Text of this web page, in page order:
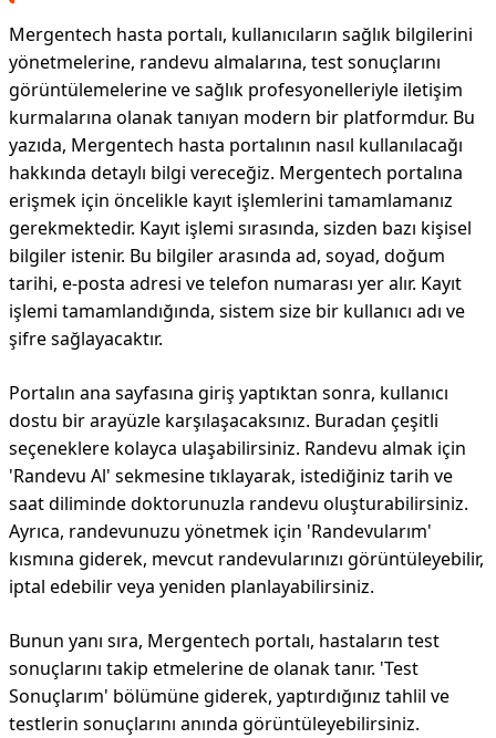
Mergentech hasta portalı, kullanıcıların sağlık bilgilerini
yönetmelerine, randevu almalarına, test sonuçlarını
görüntülemelerine ve sağlık profesyonelleriyle iletişim
kurmalarına olanak tanıyan modern bir platformdur. Bu
yazıda, Mergentech hasta portalının nasıl kullanılacağı
hakkında detaylı bilgi vereceğiz. Mergentech portalına
erişmek için öncelikle kayıt işlemlerini tamamlamanız
gerekmektedir. Kayıt işlemi sırasında, sizden bazı kişisel
bilgiler istenir. Bu bilgiler arasında ad, soyad, doğum
tarihi, e-posta adresi ve telefon numarası yer alır. Kayıt
işlemi tamamlandığında, sistem size bir kullanıcı adı ve
şifre sağlayacaktır.
Portalın ana sayfasına giriş yaptıktan sonra, kullanıcı
dostu bir arayüzle karşılaşacaksınız. Buradan çeşitli
seçeneklere kolayca ulaşabilirsiniz. Randevu almak için
'Randevu Al' sekmesine tıklayarak, istediğiniz tarih ve
saat diliminde doktorunuzla randevu oluşturabilirsiniz.
Ayrıca, randevunuzu yönetmek için 'Randevularım'
kısmına giderek, mevcut randevularınızı görüntüleyebilir,
iptal edebilir veya yeniden planlayabilirsiniz.
Bunun yanı sıra, Mergentech portalı, hastaların test
sonuçlarını takip etmelerine de olanak tanır. 'Test
Sonuçlarım' bölümüne giderek, yaptırdığınız tahlil ve
testlerin sonuçlarını anında görüntüleyebilirsiniz.